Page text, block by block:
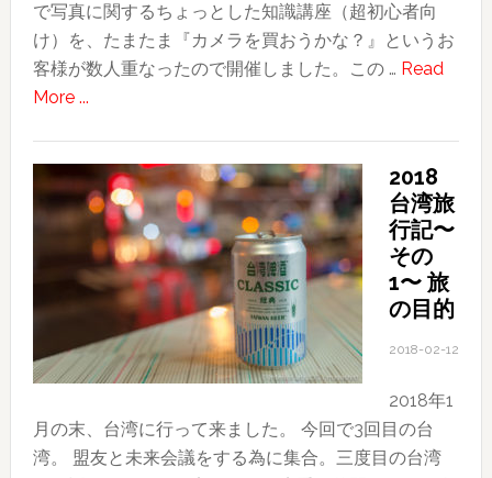
で写真に関するちょっとした知識講座（超初心者向
け）を、たまたま『カメラを買おうかな？』というお
客様が数人重なったので開催しました。この … Read
More ...about
真
部！
お
客
様
写
真
撮
り
2018
台湾旅
行記〜
その
1〜 旅
の目的
2018-02-12
2018年1
月の末、台湾に行って来ました。 今回で3回目の台
湾。 盟友と未来会議をする為に集合。三度目の台湾